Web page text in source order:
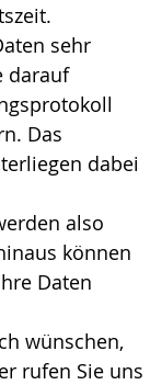
sehr
darauf
Das
dabei
also
können
Daten
wünschen,
rufen Sie uns